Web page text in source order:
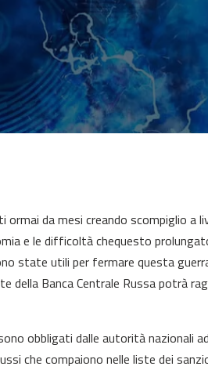
ormai da mesi creando scompiglio a
e le difficoltà chequesto
state utili per fermare questa
Banca Centrale Russa potrà
obbligati dalle autorità nazionali
che compaiono nelle liste dei